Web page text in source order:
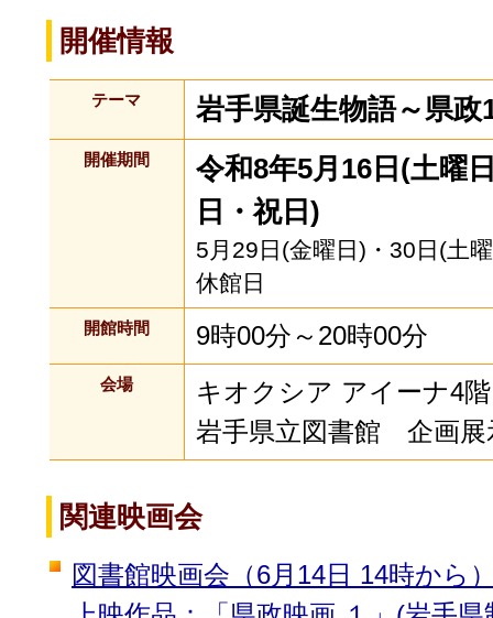
開催情報
テーマ 岩手県誕生物語～県政
開催期間
令和8年5月16日(土曜
日・祝日)
5月29日(金曜日)・30日(土
休館日
開館時間 9時00分～20時00分
会場
キオクシア アイーナ4階
岩手県立図書館 企画展
関連映画会
図書館映画会（6月14日 14時から